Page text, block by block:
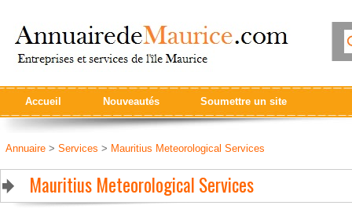
Accueil Nouveautés Soumettre un site
Annuaire > Services > Mauritius Meteorological Services
Mauritius Meteorological Services